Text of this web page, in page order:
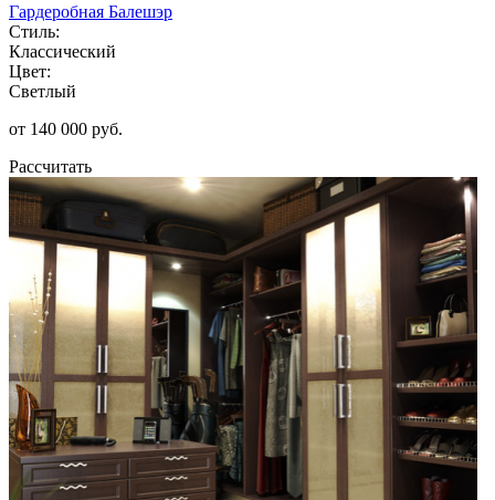
Гардеробная Балешэр
Стиль:
Классический
Цвет:
Светлый
от 140 000 руб.
Рассчитать